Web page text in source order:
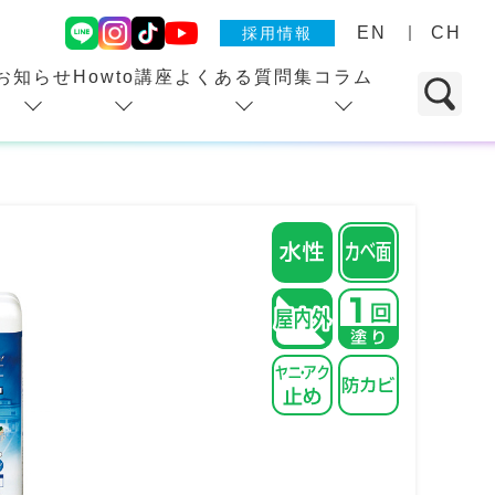
採用情報 EN CH
知らせ Howto講座 よくある質問集 コラム